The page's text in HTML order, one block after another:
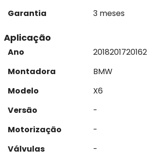
Garantia
3 meses
Aplicação
Ano 201820172016
Montadora
BMW
Modelo
X6
Versão
-
Motorização
-
Válvulas
-